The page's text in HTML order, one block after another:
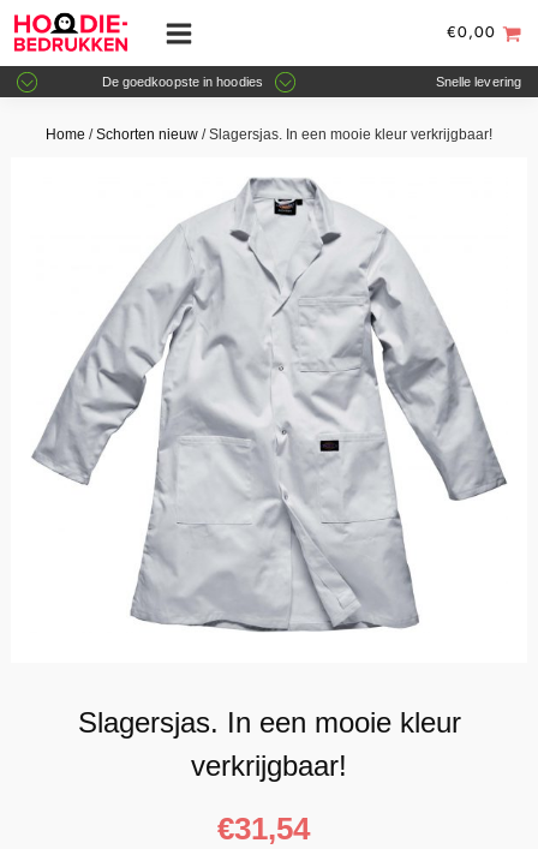
€0,00
De goedkoopste in hoodies Snelle levering
Home /Schorten nieuw / Slagersjas. In een mooie kleur verkrijgbaar!
Slagersjas. In een mooie kleur
verkrijgbaar!
€31,54